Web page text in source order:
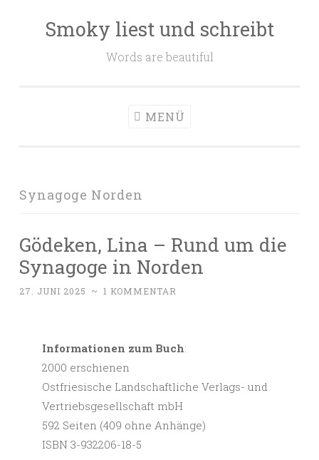
Smoky liest und schreibt
Words are beautiful
MENÜ
Synagoge Norden
Gödeken, Lina – Rund um die
Synagoge in Norden
27. JUNI 2025 ~ 1 KOMMENTAR
Informationen zum Buch:
2000 erschienen
Ostfriesische Landschaftliche Verlags- und
Vertriebsgesellschaft mbH
592 Seiten (409 ohne Anhänge)
ISBN 3-932206-18-5